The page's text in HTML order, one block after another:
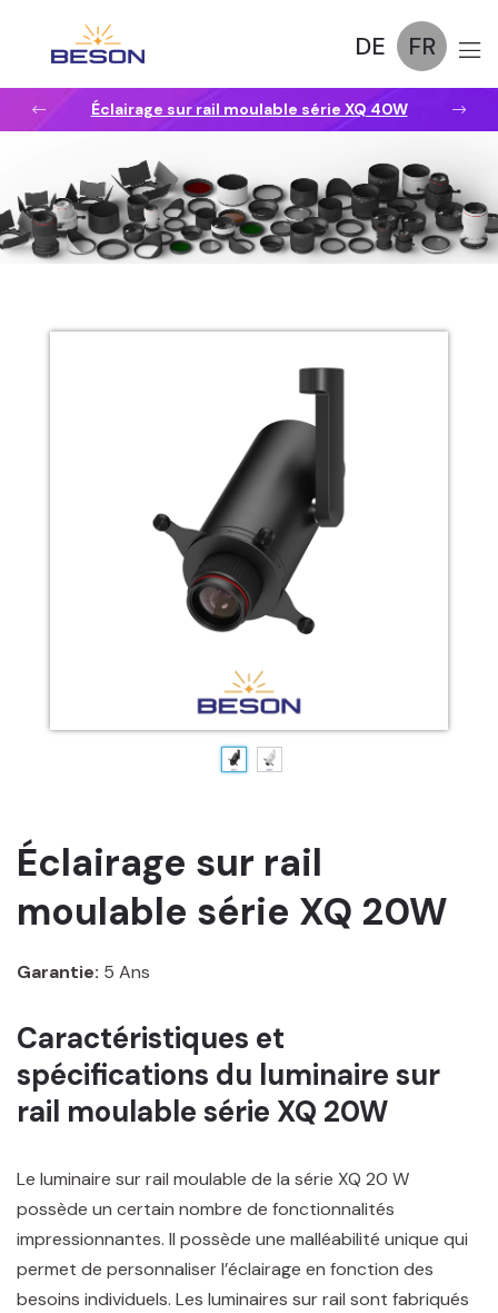
DE FR
Éclairage sur rail moulable série XQ 40W
Éclairage sur rail
moulable série XQ 20W
Garantie: 5 Ans
Caractéristiques et
spécifications du luminaire sur
rail moulable série XQ 20W
Le luminaire sur rail moulable de la série XQ 20 W
possède un certain nombre de fonctionnalités
impressionnantes. Il possède une malléabilité unique qui
permet de personnaliser l’éclairage en fonction des
besoins individuels. Les luminaires sur rail sont fabriqués